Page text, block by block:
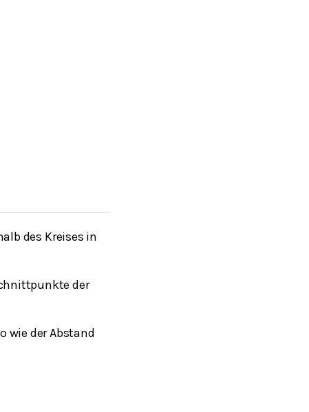
des Kreises in
der
wie der Abstand